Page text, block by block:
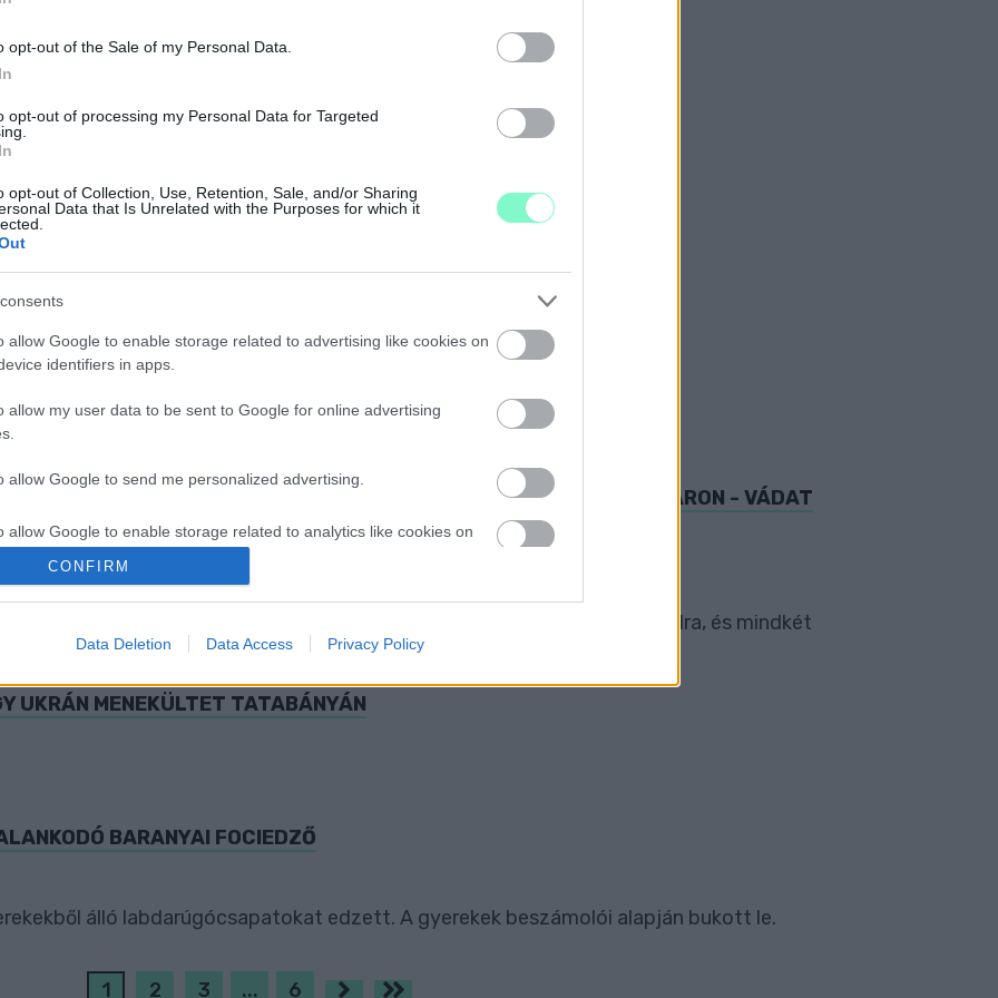
opt-out of the Sale of my Personal Data.
opt-out of processing my Personal Data for Targeted
opt-out of Collection, Use, Retention, Sale, and/or Sharing
Data that Is Unrelated with the Purposes for which it
allow Google to enable storage related to advertising like cookies on
identifiers in apps.
allow my user data to be sent to Google for online advertising
allow Google to send me personalized advertising.
allow Google to enable storage related to analytics like cookies on
allow Google to enable storage related to functionality of the website
allow Google to enable storage related to security, including
CONFIRM
Data Deletion Data Access Privacy Policy
A SOPRONI FÉRFI
zavarai miatt érzett erre késztetést.
VERÉSSEL FENYEGETTE ÁLDOZATAIT EGY 20 ÉVES GYŐRI NŐ
Lelőjük a poént: nem jött be.
OTTHONT ADÓ HÁZ ABLAKÁT OSTFFYASSZONYFÁN
támadás miatt, a rendőrség nyomoz.
SZLOVÁK AUTÓS JÁNOSSORMOJÁN ÉS MOSONMAGYARÓVÁRON - VÁDAT
szlovák férfi ellen, aki 2021 októberében két kerékpárost gázolt halálra, és mindkét
UKRÁN MENEKÜLTET TATABÁNYÁN
BARANYAI FOCIEDZŐ
álló labdarúgócsapatokat edzett. A gyerekek beszámolói alapján bukott le.
1 2 3 ... 6